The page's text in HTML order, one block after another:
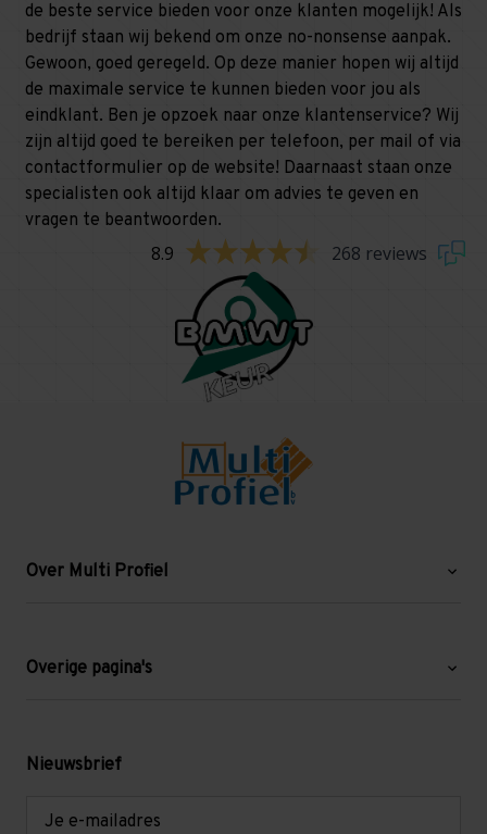
de beste service bieden voor onze klanten mogelijk! Als
bedrijf staan wij bekend om onze no-nonsense aanpak.
Gewoon, goed geregeld. Op deze manier hopen wij altijd
de maximale service te kunnen bieden voor jou als
eindklant. Ben je opzoek naar onze klantenservice? Wij
zijn altijd goed te bereiken per telefoon, per mail of via
contactformulier op de website! Daarnaast staan onze
specialisten ook altijd klaar om advies te geven en
vragen te beantwoorden.
8.9 268 reviews
Over Multi Profiel
Blog
Levering en afhalen
Overige pagina's
Mezzanine
Verdiepingsvloeren
Nieuwsbrief